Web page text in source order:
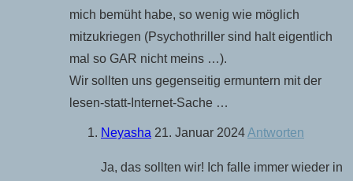
mich bemüht habe, so wenig wie möglich
mitzukriegen (Psychothriller sind halt eigentlich
mal so GAR nicht meins …).
Wir sollten uns gegenseitig ermuntern mit der
lesen-statt-Internet-Sache …
Neyasha 21. Januar 2024Antworten
Ja, das sollten wir! Ich falle immer wieder in